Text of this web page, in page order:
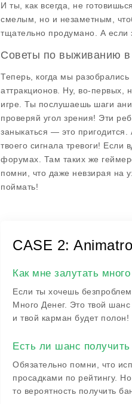
И ты, как всегда, не
смелым, но и незаметным,
тщательно продумано. А если
Советы по выживанию в
Теперь, когда мы
аттракционов. Ну, во-первых,
игре. Ты послушаешь шаги
проверяй угол зрения! Эти
заныкаться — это
твоего сигнала тревоги!
форумах. Там таких же
помни, что даже невзирая на
поймать!
CASE 2:
Как мне залутать
Если ты хочешь
Много Денег. Это твой шанс
и твой карман будет полон!
Есть ли шанс
Обязательно помни, что
просадками по рейтингу.
то вероятность получить